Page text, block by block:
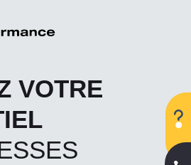
VOTRE